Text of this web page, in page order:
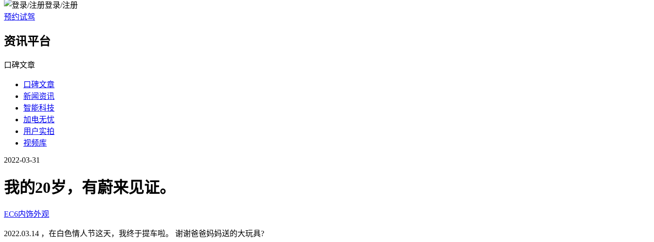
登录/注册
预约试驾
资讯平台
口碑文章
口碑文章
新闻资讯
智能科技
加电无忧
用户实拍
视频库
2022-03-31
我的20岁，有蔚来见证。
EC6内饰外观
2022.03.14 ，在白色情人节这天，我终于提车啦。 谢谢爸爸妈妈送的大玩具?